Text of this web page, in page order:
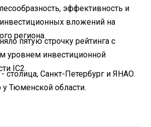
эффективность и
вложений на
региона.
пятую строчку рейтинга с
уровнем инвестиционной
IC2.
столица, Санкт-Петербург и ЯНАО.
у Тюменской области.